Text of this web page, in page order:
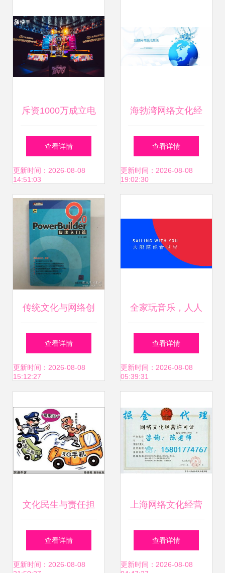
径
斥资1000万成立电
竞公司,快手电竞事
业前景可期?
查看详情
更新时间：2026-08-08
14:51:03
海勃湾网络文化经
营许可证演出剧目
查看详情
更新时间：2026-08-08
19:02:30
传统文化与网络创
新 从孔夫子旧书网
看百玉文化传媒的
查看详情
更新时间：2026-08-08
15:12:27
全家玩音乐，人人
都是演奏家——网
络文化经营的幸福
查看详情
更新时间：2026-08-08
05:39:31
文化民生与责任担
当 六问反三俗，永
守文化净土
查看详情
更新时间：2026-08-08
上海网络文化经营
许可证办理条件与
流程解析
查看详情
更新时间：2026-08-08